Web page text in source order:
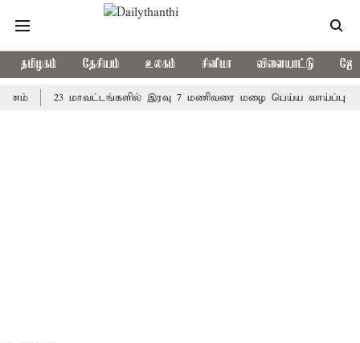
தமிழகம் தேசியம் உலகம் சினிமா விளையாட்டு
23 மாவட்டங்களில் இரவு 7 மணிவரை மழை பெய்ய வாய்ப்பு